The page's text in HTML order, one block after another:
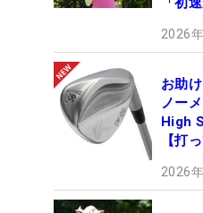
2026
お助
ノー
High
【打
2026